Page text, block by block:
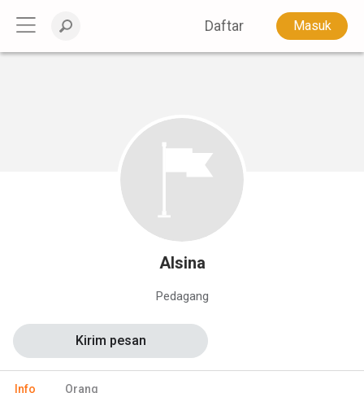
Daftar Masuk
Alsina
Pedagang
Info Orang
Kirim pesan